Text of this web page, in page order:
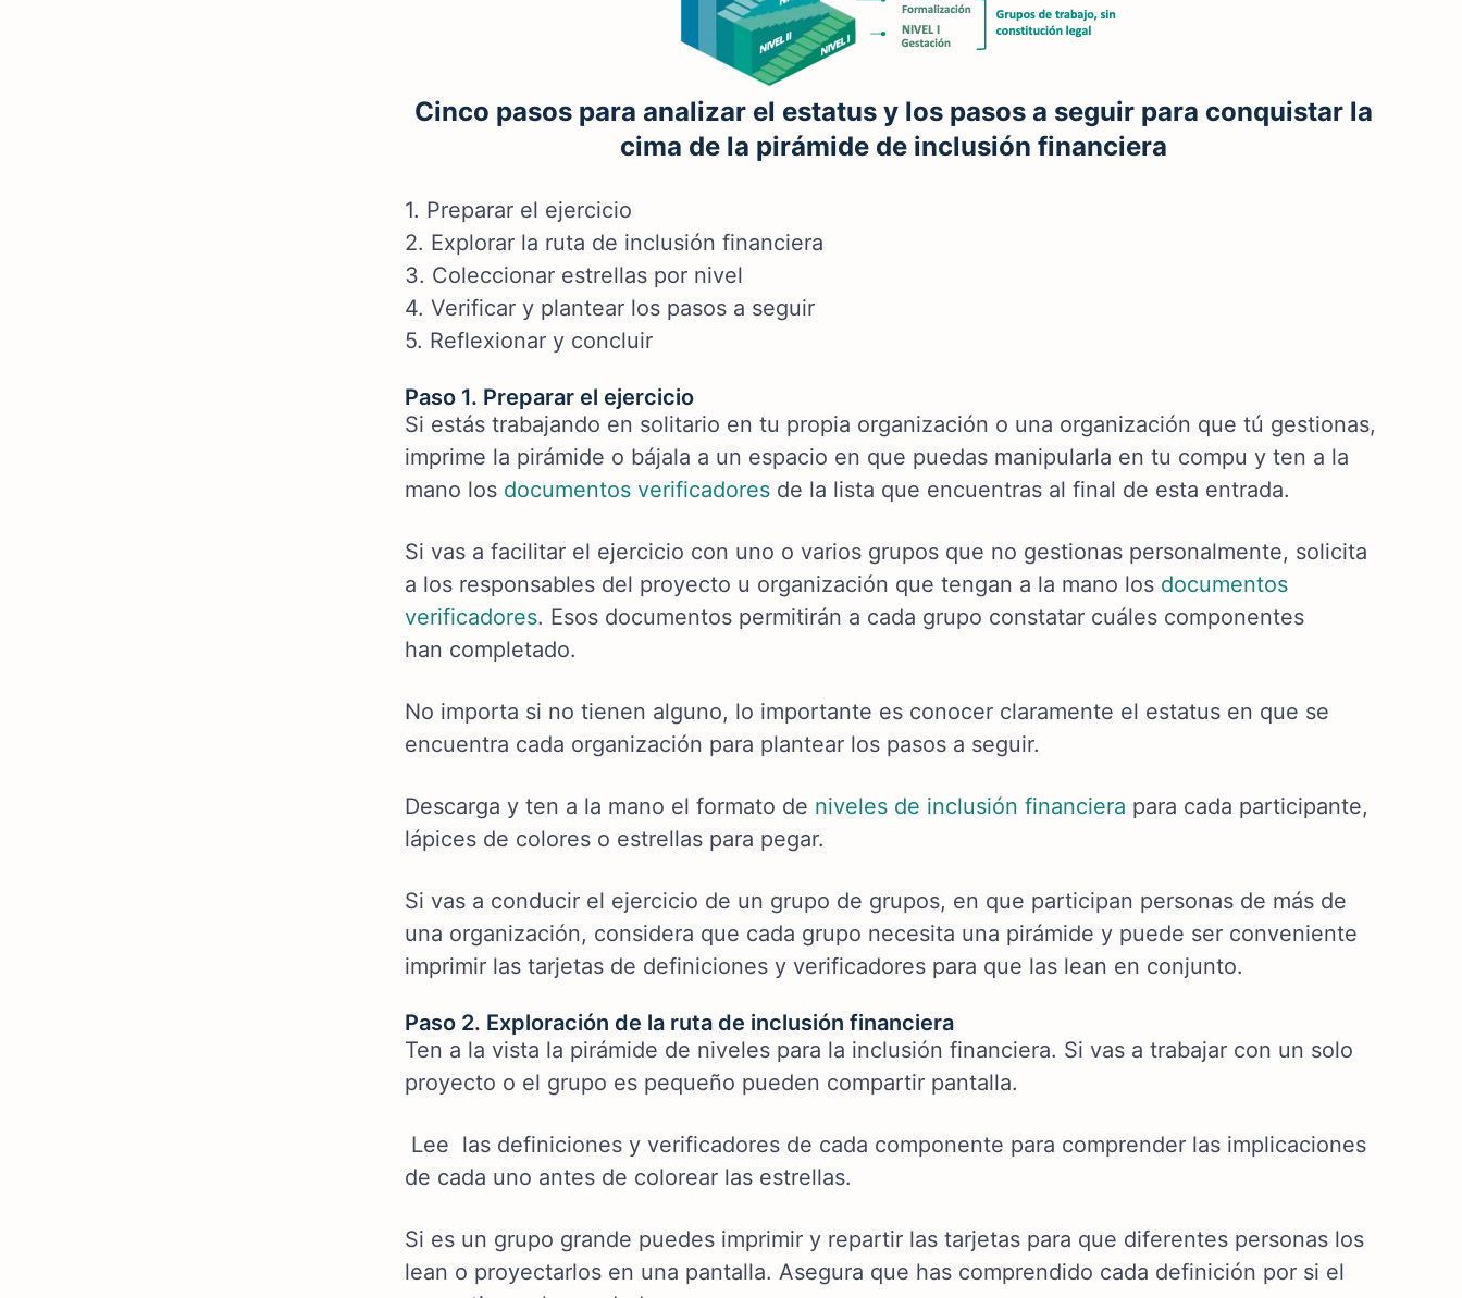
Cinco pasos para analizar el estatus y los pasos a seguir para conquistar la
cima de la pirámide de inclusión financiera
1. Preparar el ejercicio
2. Explorar la ruta de inclusión financiera
3. Coleccionar estrellas por nivel
4. Verificar y plantear los pasos a seguir
5. Reflexionar y concluir
Paso 1. Preparar el ejercicio
Si estás trabajando en solitario en tu propia organización o una organización que tú gestionas,
imprime la pirámide o bájala a un espacio en que puedas manipularla en tu compu y ten a la
mano los documentos verificadores de la lista que encuentras al final de esta entrada.
Si vas a facilitar el ejercicio con uno o varios grupos que no gestionas personalmente, solicita
a los responsables del proyecto u organización que tengan a la mano los documentos
verificadores. Esos documentos permitirán a cada grupo constatar cuáles componentes
han completado.
No importa si no tienen alguno, lo importante es conocer claramente el estatus en que se
encuentra cada organización para plantear los pasos a seguir.
Descarga y ten a la mano el formato de niveles de inclusión financiera para cada participante,
lápices de colores o estrellas para pegar.
Si vas a conducir el ejercicio de un grupo de grupos, en que participan personas de más de
una organización, considera que cada grupo necesita una pirámide y puede ser conveniente
imprimir las tarjetas de definiciones y verificadores para que las lean en conjunto.
Paso 2. Exploración de la ruta de inclusión financiera
Ten a la vista la pirámide de niveles para la inclusión financiera. Si vas a trabajar con un solo
proyecto o el grupo es pequeño pueden compartir pantalla.
Lee las definiciones y verificadores de cada componente para comprender las implicaciones
de cada uno antes de colorear las estrellas.
Si es un grupo grande puedes imprimir y repartir las tarjetas para que diferentes personas los
lean o proyectarlos en una pantalla. Asegura que has comprendido cada definición por si el